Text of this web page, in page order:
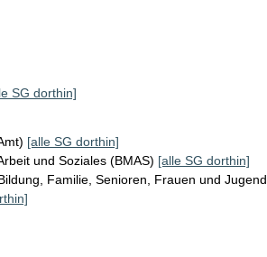
SG dorthin]
[alle SG dorthin]
und Soziales (BMAS) [alle SG dorthin]
Familie, Senioren, Frauen und Jugend